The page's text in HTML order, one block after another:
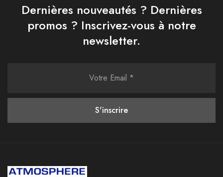
Dernières nouveautés ? Dernières
promos ? Inscrivez-vous à notre
newsletter.